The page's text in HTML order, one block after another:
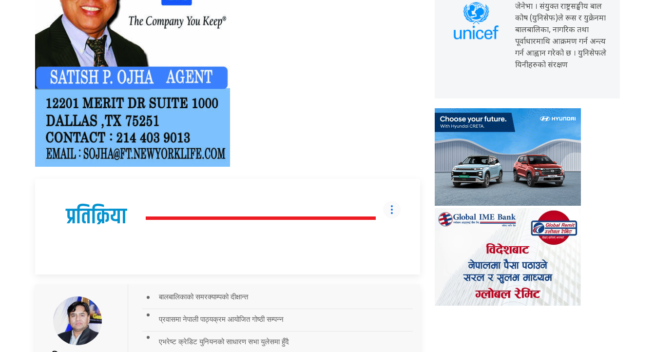
प्रतिक्रिया
बालबालिकाको समरक्याम्पको दीक्षान्त
प्रवासमा नेपाली पाठ्यक्रम आयोजित गोष्ठी सम्पन्न
एभरेष्ट क्रेडिट युनियनको साधारण सभा युलेसमा हुँदै
जेनेभा । संयुक्त राष्ट्रसङ्घीय बाल
कोष (युनिसेफ)ले रूस र युक्रेनमा
बालबालिका, नागरिक तथा
पूर्वाधारमाथि आक्रमण गर्न अन्त्य
गर्न आह्वान गरेको छ । युनिसेफले
यिनीहरुको संरक्षण